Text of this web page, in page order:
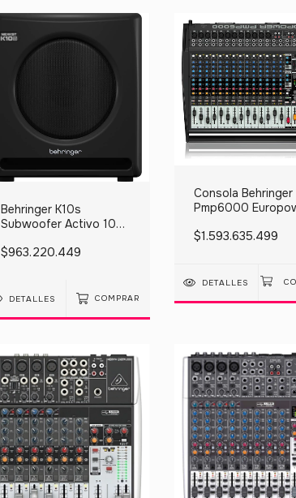
Behringer K10s
Subwoofer Activo 10
$963.220.449
DETALLES COMPRAR
Consola Behringer
Pmp6000
$1.593.635.499
DETALLES